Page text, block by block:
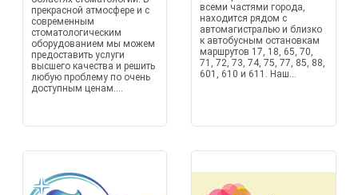
прекрасной атмосфере и с
современным
стоматологическим
оборудованием мы можем
предоставить услуги
высшего качества и решить
любую проблему по очень
доступным ценам....
всеми частями города,
находится рядом с
автомагистралью и близко
к автобусным остановкам
маршрутов 17, 18, 65, 70,
71, 72, 73, 74, 75, 77, 85, 88,
601, 610 и 611. Наш...